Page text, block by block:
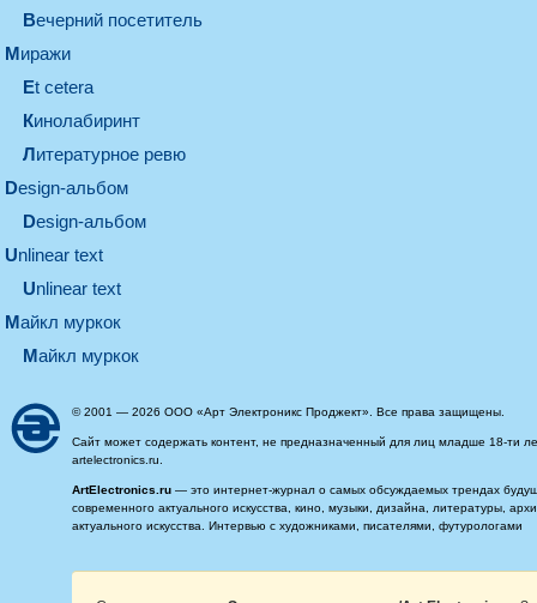
вечерний посетитель
миражи
et cetera
кинолабиринт
литературное ревю
design-альбом
design-альбом
unlinear text
Unlinear text
майкл муркок
майкл муркок
© 2001 — 2026 ООО «Арт Электроникс Проджект». Все права защищены.
Сайт может содержать контент, не предназначенный для лиц младше 18-ти
artelectronics.ru.
ArtElectronics.ru — это интернет-журнал о самых обсуждаемых трендах
современного актуального искусства, кино, музыки, дизайна, литературы,
актуального искусства. Интервью с художниками, писателями, футурологами